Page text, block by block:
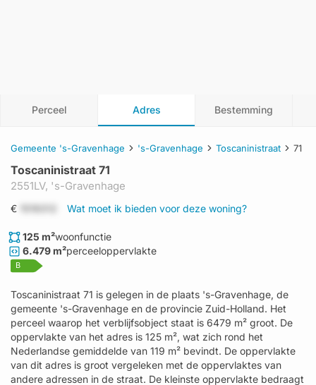
Perceel Adres Bestemming
Gemeente 's-Gravenhage 's-Gravenhage Toscaninistraat 71
Toscaninistraat 71
2551LV, 's-Gravenhage
€ Wat moet ik bieden voor deze woning?
125 m²woonfunctie
6.479 m²perceeloppervlakte
B
Toscaninistraat 71 is gelegen in de plaats 's-Gravenhage, de
gemeente 's-Gravenhage en de provincie Zuid-Holland. Het
perceel waarop het verblijfsobject staat is 6479 m² groot. De
oppervlakte van het adres is 125 m², wat zich rond het
Nederlandse gemiddelde van 119 m² bevindt. De oppervlakte
van dit adres is groot vergeleken met de oppervlaktes van
andere adressen in de straat. De kleinste oppervlakte bedraagt